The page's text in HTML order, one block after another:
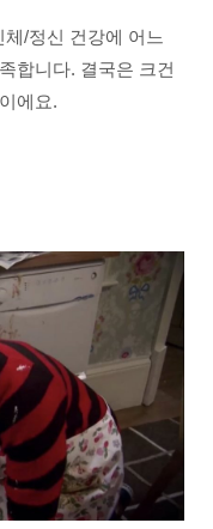
체/정신 건강에 어느
합니다. 결국은 크건
에요.